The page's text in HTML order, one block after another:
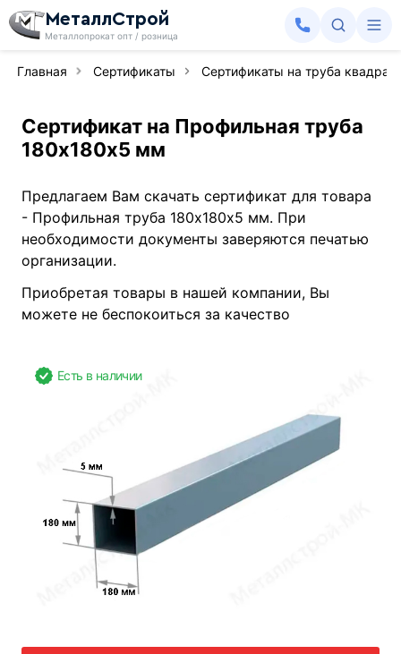
МеталлСтрой
Металлопрокат опт / розница
Главная Сертификаты Сертификаты на труба
Сертификат на Профильная труба
180х180х5 мм
Предлагаем Вам скачать сертификат для товара
- Профильная труба 180х180х5 мм. При
необходимости документы заверяются печатью
организации.
Приобретая товары в нашей компании, Вы
можете не беспокоиться за качество
Есть в наличии